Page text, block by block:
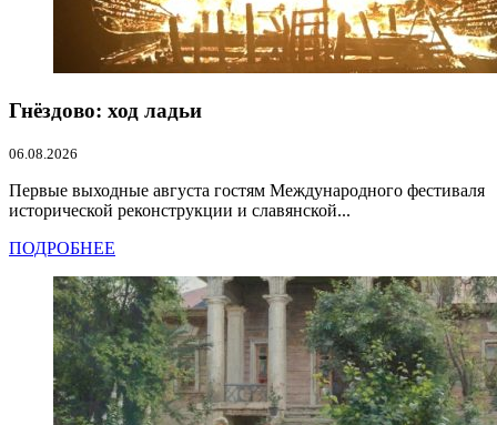
Гнёздово: ход ладьи
06.08.2026
Первые выходные августа гостям Международного фестиваля
исторической реконструкции и славянской...
ПОДРОБНЕЕ